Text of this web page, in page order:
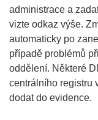
administrace a
vizte odkaz výše.
automaticky po
případě problémů
oddělení. Některé
centrálního registru
dodat do evidence.